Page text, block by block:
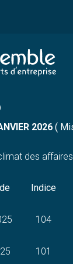
DU
2026(
des
Indice
104
101